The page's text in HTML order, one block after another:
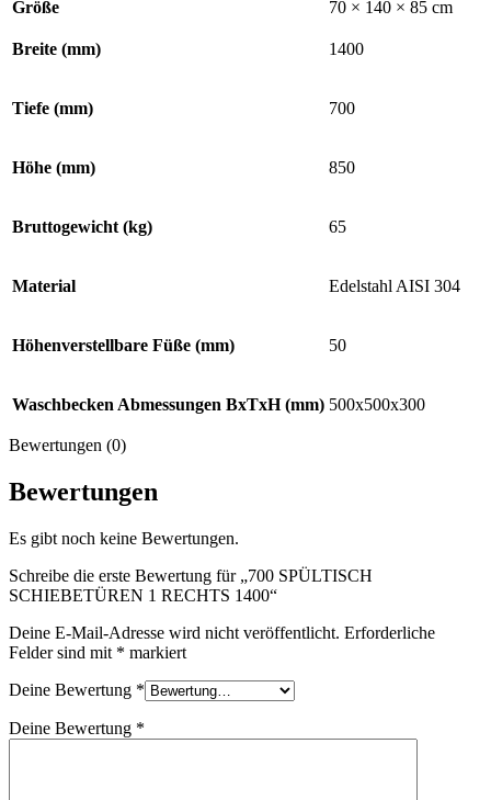
Größe 70 × 140 × 85 cm
Breite (mm) 1400
Tiefe (mm) 700
Höhe (mm) 850
Bruttogewicht (kg) 65
Material Edelstahl AISI 304
Höhenverstellbare Füße (mm) 50
Waschbecken Abmessungen BxTxH (mm) 500x500x300
Bewertungen (0)
Bewertungen
Es gibt noch keine Bewertungen.
Schreibe die erste Bewertung für „700 SPÜLTISCH
SCHIEBETÜREN 1 RECHTS 1400“
Deine E-Mail-Adresse wird nicht veröffentlicht. Erforderliche
Felder sind mit * markiert
Deine Bewertung *
Deine Bewertung *